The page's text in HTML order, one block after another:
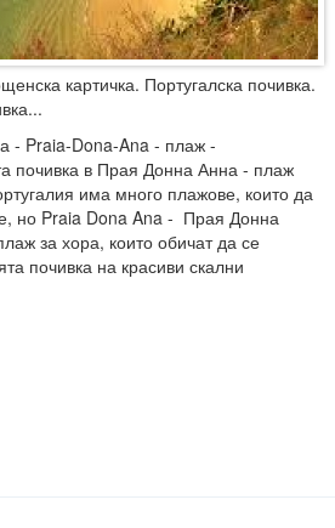
картичка. Португалска почивка.
- Praia-Dona-Ana - плаж -
почивка в Прая Донна Анна - плаж
има много плажове, които да
но Praia Dona Ana - Прая Донна
за хора, които обичат да се
почивка на красиви скални